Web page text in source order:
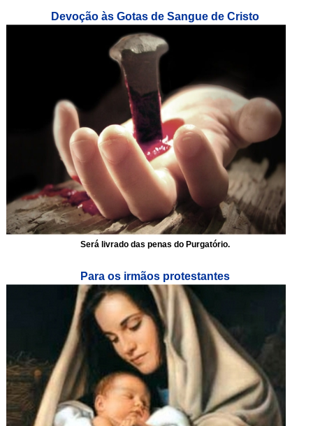
Devoção às Gotas de Sangue de Cristo
Será livrado das penas do Purgatório.
Para os irmãos protestantes